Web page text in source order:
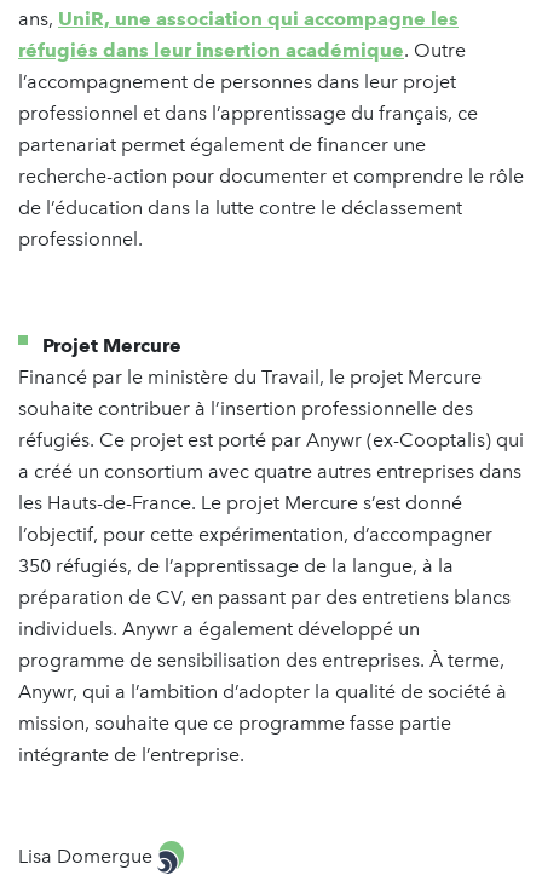
ans, UniR, une association qui accompagne les
réfugiés dans leur insertion académique. Outre
l’accompagnement de personnes dans leur projet
professionnel et dans l’apprentissage du français, ce
partenariat permet également de financer une
recherche-action pour documenter et comprendre le rôle
de l’éducation dans la lutte contre le déclassement
professionnel.
Projet Mercure
Financé par le ministère du Travail, le projet Mercure
souhaite contribuer à l’insertion professionnelle des
réfugiés. Ce projet est porté par Anywr (ex-Cooptalis) qui
a créé un consortium avec quatre autres entreprises dans
les Hauts-de-France. Le projet Mercure s’est donné
l’objectif, pour cette expérimentation, d’accompagner
350 réfugiés, de l’apprentissage de la langue, à la
préparation de CV, en passant par des entretiens blancs
individuels. Anywr a également développé un
programme de sensibilisation des entreprises. À terme,
Anywr, qui a l’ambition d’adopter la qualité de société à
mission, souhaite que ce programme fasse partie
intégrante de l’entreprise.
Lisa Domergue